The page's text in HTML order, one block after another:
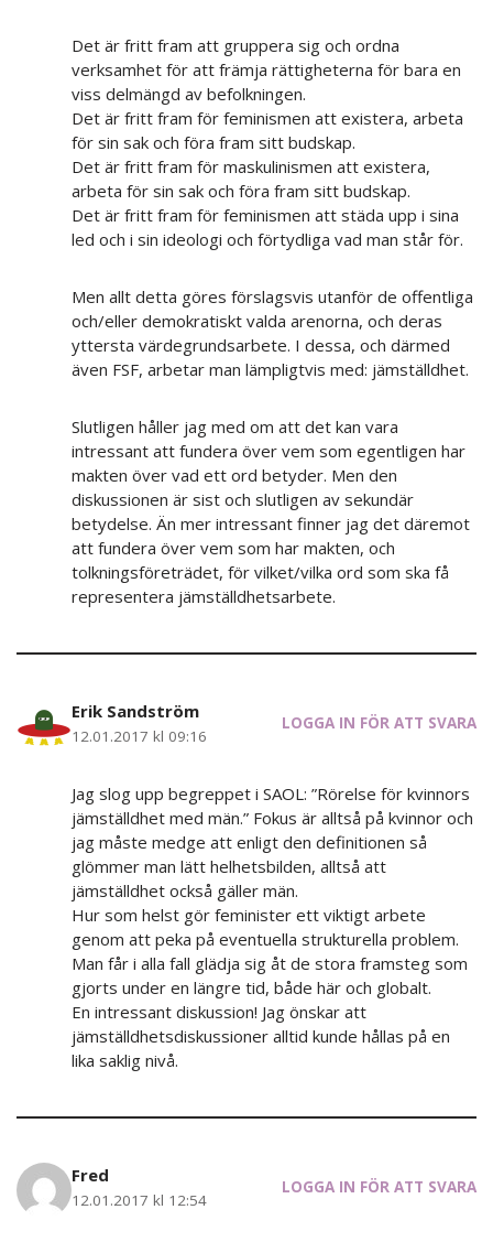
Det är fritt fram att gruppera sig och ordna
verksamhet för att främja rättigheterna för bara en
viss delmängd av befolkningen.
Det är fritt fram för feminismen att existera, arbeta
för sin sak och föra fram sitt budskap.
Det är fritt fram för maskulinismen att existera,
arbeta för sin sak och föra fram sitt budskap.
Det är fritt fram för feminismen att städa upp i sina
led och i sin ideologi och förtydliga vad man står för.
Men allt detta göres förslagsvis utanför de offentliga
och/eller demokratiskt valda arenorna, och deras
yttersta värdegrundsarbete. I dessa, och därmed
även FSF, arbetar man lämpligtvis med: jämställdhet.
Slutligen håller jag med om att det kan vara
intressant att fundera över vem som egentligen har
makten över vad ett ord betyder. Men den
diskussionen är sist och slutligen av sekundär
betydelse. Än mer intressant finner jag det däremot
att fundera över vem som har makten, och
tolkningsföreträdet, för vilket/vilka ord som ska få
representera jämställdhetsarbete.
Erik Sandström
12.01.2017 kl 09:16
LOGGA IN FÖR ATT SVARA
Jag slog upp begreppet i SAOL: ”Rörelse för kvinnors
jämställdhet med män.” Fokus är alltså på kvinnor och
jag måste medge att enligt den definitionen så
glömmer man lätt helhetsbilden, alltså att
jämställdhet också gäller män.
Hur som helst gör feminister ett viktigt arbete
genom att peka på eventuella strukturella problem.
Man får i alla fall glädja sig åt de stora framsteg som
gjorts under en längre tid, både här och globalt.
En intressant diskussion! Jag önskar att
jämställdhetsdiskussioner alltid kunde hållas på en
lika saklig nivå.
Fred
12.01.2017 kl 12:54
LOGGA IN FÖR ATT SVARA